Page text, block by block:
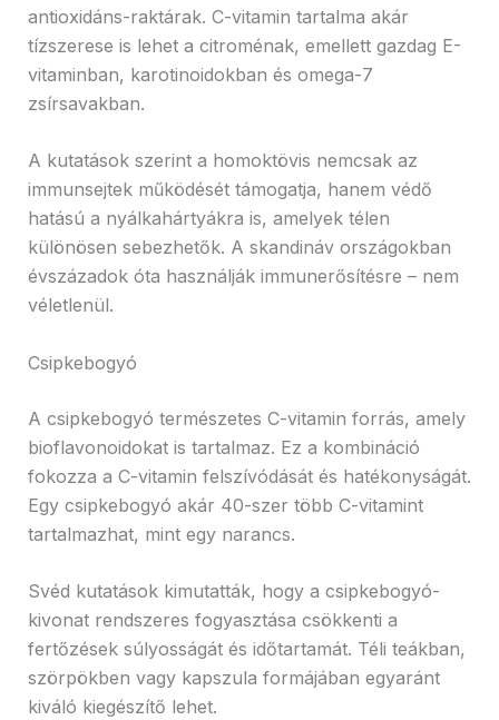
antioxidáns-raktárak. C-vitamin tartalma akár
tízszerese is lehet a citroménak, emellett gazdag E-
vitaminban, karotinoidokban és omega-7
zsírsavakban.
A kutatások szerint a homoktövis nemcsak az
immunsejtek működését támogatja, hanem védő
hatású a nyálkahártyákra is, amelyek télen
különösen sebezhetők. A skandináv országokban
évszázadok óta használják immunerősítésre – nem
véletlenül.
Csipkebogyó
A csipkebogyó természetes C-vitamin forrás, amely
bioflavonoidokat is tartalmaz. Ez a kombináció
fokozza a C-vitamin felszívódását és hatékonyságát.
Egy csipkebogyó akár 40-szer több C-vitamint
tartalmazhat, mint egy narancs.
Svéd kutatások kimutatták, hogy a csipkebogyó-
kivonat rendszeres fogyasztása csökkenti a
fertőzések súlyosságát és időtartamát. Téli teákban,
szörpökben vagy kapszula formájában egyaránt
kiváló kiegészítő lehet.